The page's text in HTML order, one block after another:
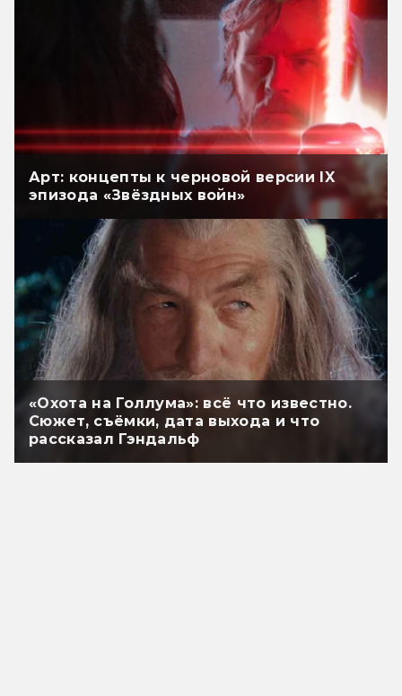
Арт: концепты к черновой версии IX
эпизода «Звёздных войн»
«Охота на Голлума»: всё что известно.
Сюжет, съёмки, дата выхода и что
рассказал Гэндальф